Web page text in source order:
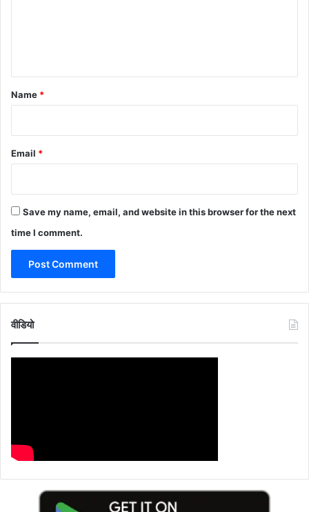
*
Name *
Email *
Save my name, email, and website in this browser for the next
time I comment.
वीडियो